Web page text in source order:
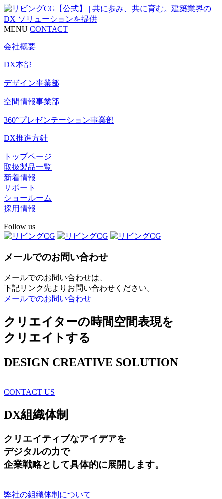
MENU CONTACT
会社概要
DX本部
デザイン事業部
空間情報事業部
360°プレゼンテーション事業部
DX推進方針
トップページ
取扱製品一覧
新着情報
サポート
ショールーム
採用情報
Follow us
メールでのお問い合わせ
メールでのお問い合わせは、
下記リンク先よりお問い合わせください。
メールでのお問い合わせ
クリエイターの時間空間表現を
クリエイトする
DESIGN CREATIVE SOLUTION
CONTACT US
DX組織体制
クリエイティブなアイデアを
デジタルの力で
企業戦略として具体的に展開します。
弊社の組織体制について